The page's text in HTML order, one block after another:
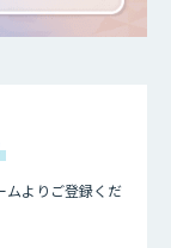
ムよりご登録くだ